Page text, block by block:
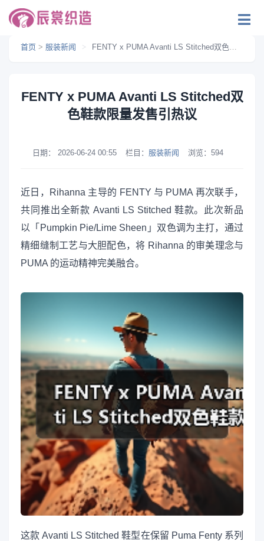
首页 > 服装新闻 > FENTY x PUMA Avanti LS Stitched双色鞋款限量发售引热议
FENTY x PUMA Avanti LS Stitched双
色鞋款限量发售引热议
日期： 2026-06-24 00:55 栏目： 服装新闻 浏览： 594
近日，Rihanna 主导的 FENTY 与 PUMA 再次联手，
共同推出全新款 Avanti LS Stitched 鞋款。此次新品
以「Pumpkin Pie/Lime Sheen」双色调为主打，通过
精细缝制工艺与大胆配色，将 Rihanna 的审美理念与
PUMA 的运动精神完美融合。
这款 Avanti LS Stitched 鞋型在保留 Puma Fenty 系列